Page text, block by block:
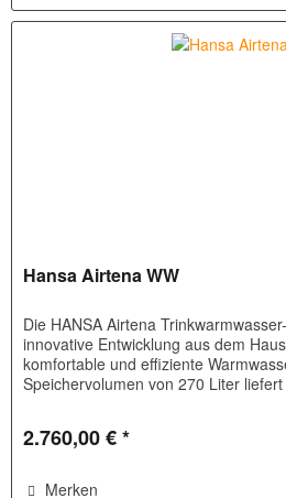
Hansa Airtena WW
Die HANSA Airtena
innovative Entwicklung aus dem
komfortable und effiziente
Speichervolumen von 270 Liter
2.760,00 € *
Merken